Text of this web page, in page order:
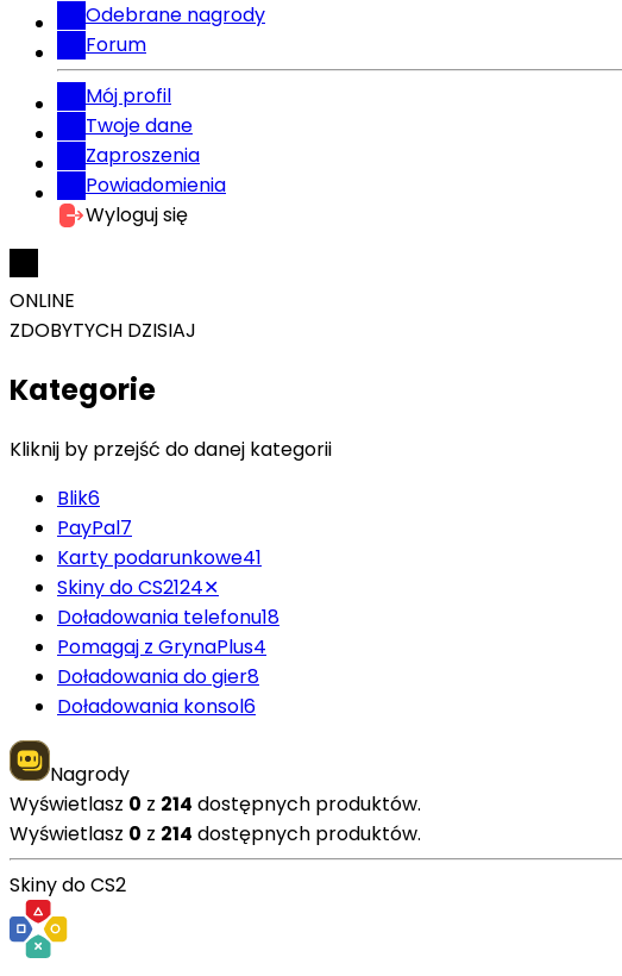
Odebrane nagrody
Forum
Mój profil
Twoje dane
Zaproszenia
Powiadomienia
Wyloguj się
ONLINE
ZDOBYTYCH DZISIAJ
Kategorie
Kliknij by przejść do danej kategorii
Blik6
PayPal7
Karty podarunkowe41
Skiny do CS2124✕
Doładowania telefonu18
Pomagaj z GrynaPlus4
Doładowania do gier8
Doładowania konsol6
Nagrody
Wyświetlasz 0 z 214 dostępnych produktów.
Wyświetlasz 0 z 214 dostępnych produktów.
Skiny do CS2